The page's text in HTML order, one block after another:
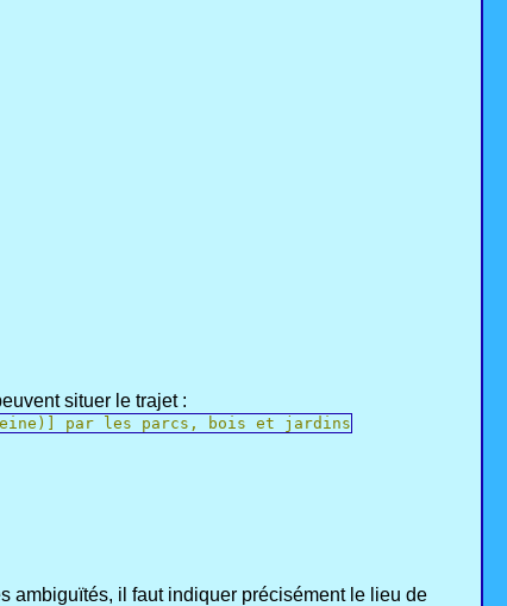
situer le trajet :
par les parcs, bois et jardins
ambiguïtés, il faut indiquer précisément le lieu de